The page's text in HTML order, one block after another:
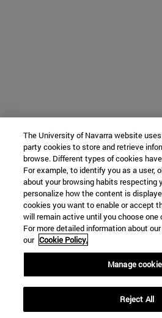
The University of Navarra website
party cookies to store and retrieve
browse. Different types of cookies
For example, to identify you as a user,
about your browsing habits respecting
personalize how the content is
cookies you want to enable or accept
will remain active until you choose
For more detailed information about
our Cookie Policy.
Manage
Reject All